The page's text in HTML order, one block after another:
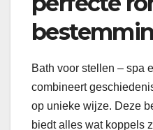
Bath voor stellen – spa
combineert
op unieke wijze. Deze
biedt alles wat koppels